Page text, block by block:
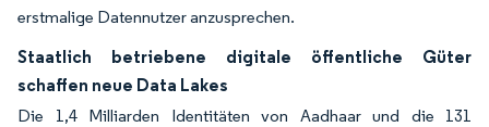
erstmalige Datennutzer anzusprechen.
Staatlich betriebene digitale öffentliche Güter
schaffen neue Data Lakes
Die 1,4 Milliarden Identitäten von Aadhaar und die 131